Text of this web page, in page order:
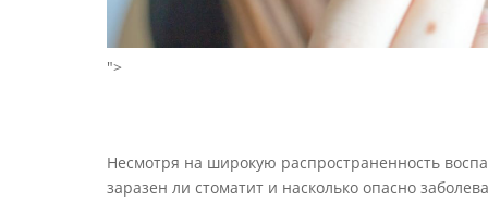
">
Несмотря на широкую распространенность
заразен ли стоматит и насколько опасно